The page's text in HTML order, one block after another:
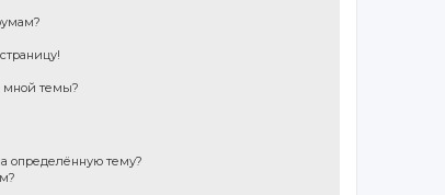
мной темы?
определённую тему?